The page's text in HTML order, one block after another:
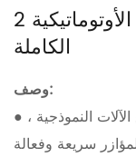
2 تجويف 10 لتر آلة نفخ النفخ الأوتوماتيكية
الكاملة
وصف:
● يتم تطبيق محرك سيرفو كامل لجميع الآلات النموذجية ،